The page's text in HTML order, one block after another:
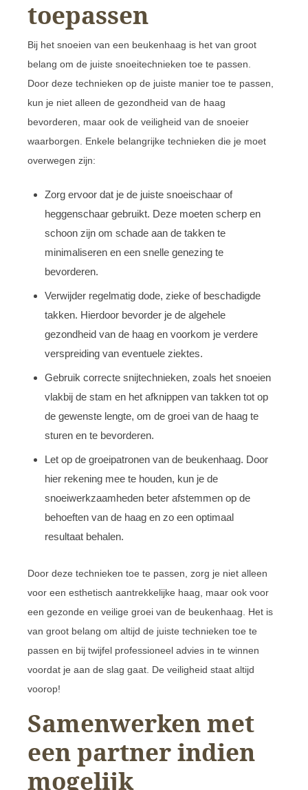
toepassen
Bij het snoeien van een beukenhaag is het van groot
belang om de juiste snoeitechnieken toe te passen.
Door deze technieken op de juiste manier toe te passen,
kun je niet alleen de gezondheid van de haag
bevorderen, maar ook de veiligheid van de snoeier
waarborgen. Enkele belangrijke technieken die je moet
overwegen zijn:
Zorg ervoor dat je de juiste snoeischaar of
heggenschaar gebruikt. Deze moeten scherp en
schoon zijn om schade aan de takken te
minimaliseren en een snelle genezing te
bevorderen.
Verwijder regelmatig dode, zieke of beschadigde
takken. Hierdoor bevorder je de algehele
gezondheid van de haag en voorkom je verdere
verspreiding van eventuele ziektes.
Gebruik correcte snijtechnieken, zoals het snoeien
vlakbij de stam en het afknippen van takken tot op
de gewenste lengte, om de groei van de haag te
sturen en te bevorderen.
Let op de groeipatronen van de beukenhaag. Door
hier rekening mee te houden, kun je de
snoeiwerkzaamheden beter afstemmen op de
behoeften van de haag en zo een optimaal
resultaat behalen.
Door deze technieken toe te passen, zorg je niet alleen
voor een esthetisch aantrekkelijke haag, maar ook voor
een gezonde en veilige groei van de beukenhaag. Het is
van groot belang om altijd de juiste technieken toe te
passen en bij twijfel professioneel advies in te winnen
voordat je aan de slag gaat. De veiligheid staat altijd
voorop!
Samenwerken met
een partner indien
mogelijk